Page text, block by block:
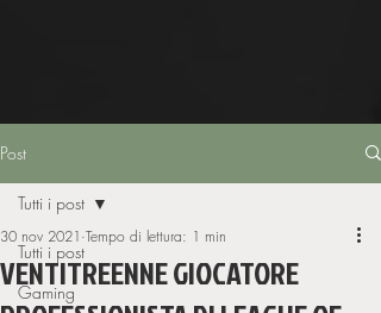
Post
Tutti i post
Gaming
Tutti i post
VENTITREENNE GIOCATORE
30 nov 2021 Tempo di lettura: 1 min